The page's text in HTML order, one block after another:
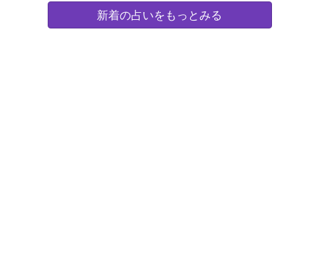
新着の占いをもっとみる